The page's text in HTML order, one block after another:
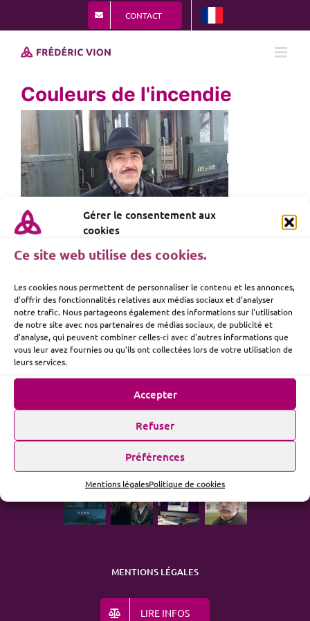
Gérer le consentement aux
cookies
Ce site web utilise des cookies.
Les cookies nous permettent de personnaliser le contenu et les annonces,
d'offrir des fonctionnalités relatives aux médias sociaux et d'analyser
notre trafic. Nous partageons également des informations sur l'utilisation
de notre site avec nos partenaires de médias sociaux, de publicité et
d'analyse, qui peuvent combiner celles-ci avec d'autres informations que
vous leur avez fournies ou qu'ils ont collectées lors de votre utilisation de
leurs services.
Accepter
Refuser
Préférences
Mentions légalesPolitique de cookies
au
contenu
CONTACT
Couleurs de l'incendie
ME SUIVRE
ACTUALITÉ
MENTIONS LÉGALES
LIRE INFOS